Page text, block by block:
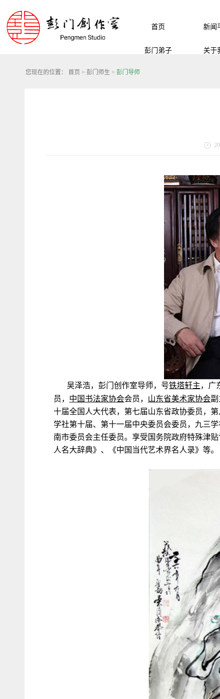
首页 新闻
彭门弟子 关于
您现在的位置： 首页 > 彭门师生 > 彭门导师
吴泽浩，彭门创作室导师，号铁塔轩主，广
员， 中国书法家协会会员， 山东省美术家协会
十届全国人大代表，第七届山东省政协委员，
学社第十届、第十一届中央委员会委员，九三
南市委员会主任委员。享受国务院政府特殊津
人名大辞典》、《中国当代艺术界名人录》等。